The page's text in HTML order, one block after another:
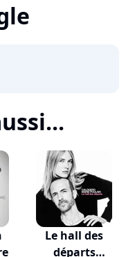
Le hall des
départs